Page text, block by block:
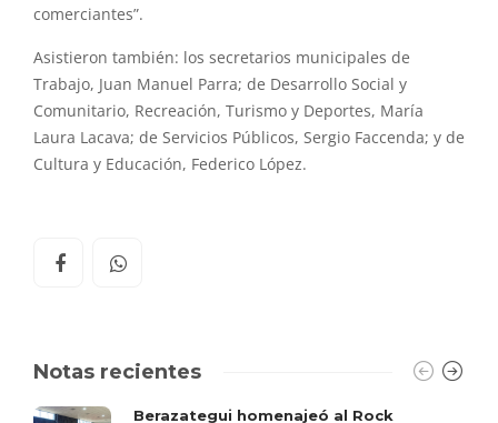
comerciantes”.
Asistieron también: los secretarios municipales de
Trabajo, Juan Manuel Parra; de Desarrollo Social y
Comunitario, Recreación, Turismo y Deportes, María
Laura Lacava; de Servicios Públicos, Sergio Faccenda; y de
Cultura y Educación, Federico López.
Notas recientes
Berazategui homenajeó al Rock